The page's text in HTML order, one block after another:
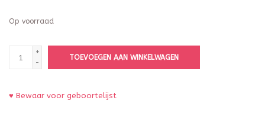
Op voorraad
+
-
TOEVOEGEN AAN WINKELWAGEN
♥ Bewaar voor geboortelijst